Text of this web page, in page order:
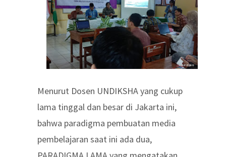
Menurut Dosen UNDIKSHA yang cukup
lama tinggal dan besar di Jakarta ini,
bahwa paradigma pembuatan media
pembelajaran saat ini ada dua,